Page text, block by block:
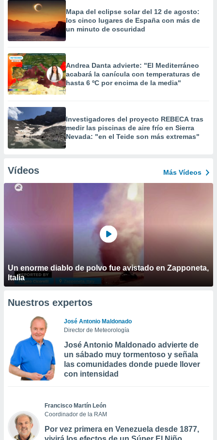
Mapa del eclipse solar del 12 de agosto:
los cinco lugares de España con más de
un minuto de oscuridad
Andrea Danta advierte: "El Mediterráneo
acabará la canícula con temperaturas de
hasta 6 ºC por encima de la media"
Investigadores del proyecto REBECA tras
medir las piscinas de aire frío en Sierra
Nevada: "en el Teide son más extremas"
Vídeos Más Vídeos
Un enorme diablo de polvo fue avistado en Zapponeta,
Italia
Nuestros expertos
José Antonio Maldonado
Director de Meteorología
José Antonio Maldonado advierte de
un sábado muy tormentoso y señala
las comunidades donde puede llover
con intensidad
Francisco Martín León
Coordinador de la RAM
Por vez primera en Venezuela desde 1877,